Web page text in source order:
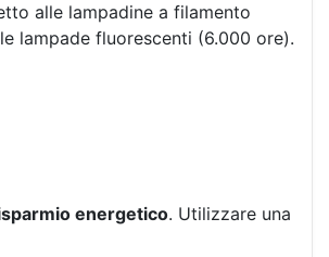
alle lampadine a filamento
lampade fluorescenti (6.000 ore).
energetico. Utilizzare una